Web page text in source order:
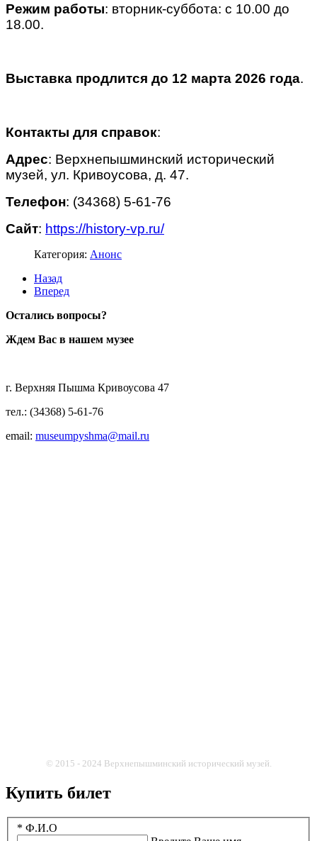
Режим работы: вторник-суббота: с 10.00 до
18.00.
Выставка продлится до 12 марта 2026 года.
Контакты для справок:
Адрес: Верхнепышминский исторический
музей, ул. Кривоусова, д. 47.
Телефон: (34368) 5-61-76
Сайт: https://history-vp.ru/
Категория: Анонс
Назад
Вперед
Остались вопросы?
Ждем Вас в нашем музее
г. Верхняя Пышма Кривоусова 47
тел.: (34368) 5-61-76
email: museumpyshma@mail.ru
© 2015 - 2024 Верхнепышминский исторический музей.
Купить билет
* Ф.И.О